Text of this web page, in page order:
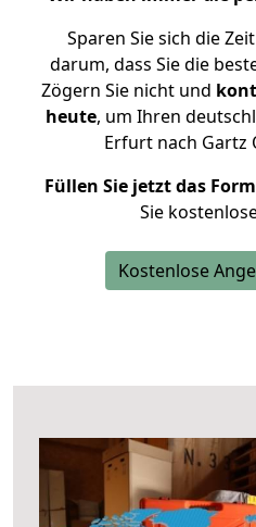
Sparen Sie sich die
darum, dass Sie die
Zögern Sie nicht und
heute, um Ihren
Erfurt nach Gartz
Füllen Sie jetzt das
Sie
Kostenlose